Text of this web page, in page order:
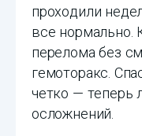
проходили
все нормально.
перелома без
гемоторакс.
четко — теперь
осложнений.